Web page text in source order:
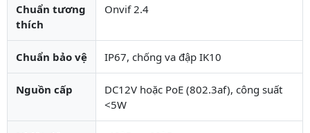
Chuẩn tương
thích
Onvif 2.4
Chuẩn bảo vệ IP67, chống va đập IK10
Nguồn cấp
DC12V hoặc PoE (802.3af), công suất
<5W